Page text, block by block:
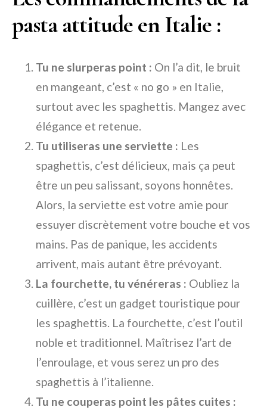
pasta attitude en Italie :
Tu ne slurperas point : On l’a dit, le bruit
en mangeant, c’est « no go » en Italie,
surtout avec les spaghettis. Mangez avec
élégance et retenue.
Tu utiliseras une serviette : Les
spaghettis, c’est délicieux, mais ça peut
être un peu salissant, soyons honnêtes.
Alors, la serviette est votre amie pour
essuyer discrètement votre bouche et vos
mains. Pas de panique, les accidents
arrivent, mais autant être prévoyant.
La fourchette, tu vénéreras : Oubliez la
cuillère, c’est un gadget touristique pour
les spaghettis. La fourchette, c’est l’outil
noble et traditionnel. Maîtrisez l’art de
l’enroulage, et vous serez un pro des
spaghettis à l’italienne.
Tu ne couperas point les pâtes cuites :